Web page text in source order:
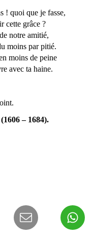
! quoi que je fasse,
cette grâce ?
notre amitié,
moins par pitié.
moins de peine
avec ta haine.
– 1684).